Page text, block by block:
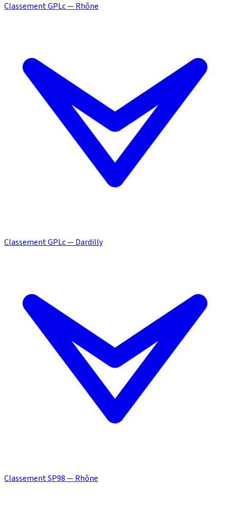
Classement GPLc — Rhône
Classement GPLc — Dardilly
Classement SP98 — Rhône